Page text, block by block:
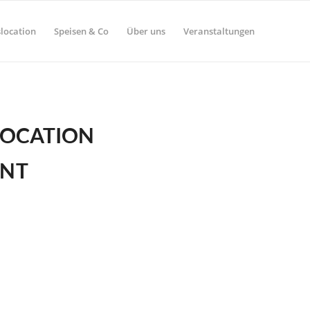
Speisen & Co Über uns Veranstaltungen